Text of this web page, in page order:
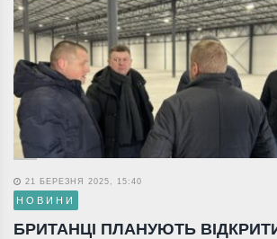
21 БЕРЕЗНЯ 2025, 15:40
НОВИНИ
БРИТАНЦІ ПЛАНУЮТЬ